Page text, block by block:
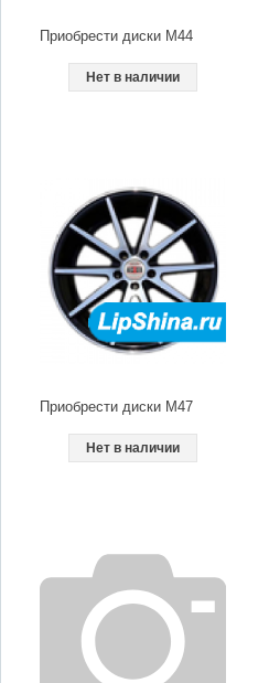
Приобрести диски M44
Нет в наличии
Приобрести диски M47
Нет в наличии